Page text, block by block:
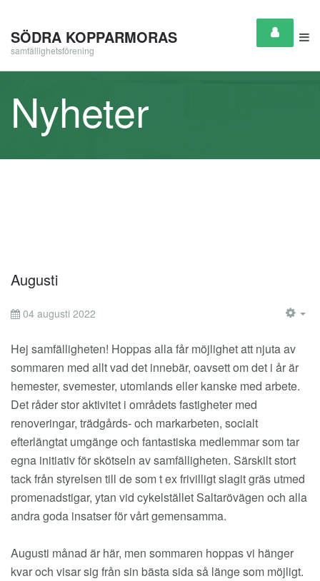
SÖDRA KOPPARMORAS
samfällighetsförening
Nyheter
Augusti
04 augusti 2022
Hej samfälligheten! Hoppas alla får möjlighet att njuta av
sommaren med allt vad det innebär, oavsett om det i år är
hemester, svemester, utomlands eller kanske med arbete.
Det råder stor aktivitet i områdets fastigheter med
renoveringar, trädgårds- och markarbeten, socialt
efterlängtat umgänge och fantastiska medlemmar som tar
egna initiativ för skötseln av samfälligheten. Särskilt stort
tack från styrelsen till de som t ex frivilligt slagit gräs utmed
promenadstigar, ytan vid cykelstället Saltarövägen och alla
andra goda insatser för vårt gemensamma.
Augusti månad är här, men sommaren hoppas vi hänger
kvar och visar sig från sin bästa sida så länge som möjligt.